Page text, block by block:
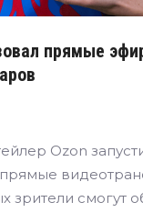
прямые
Ozon
зрители смогут